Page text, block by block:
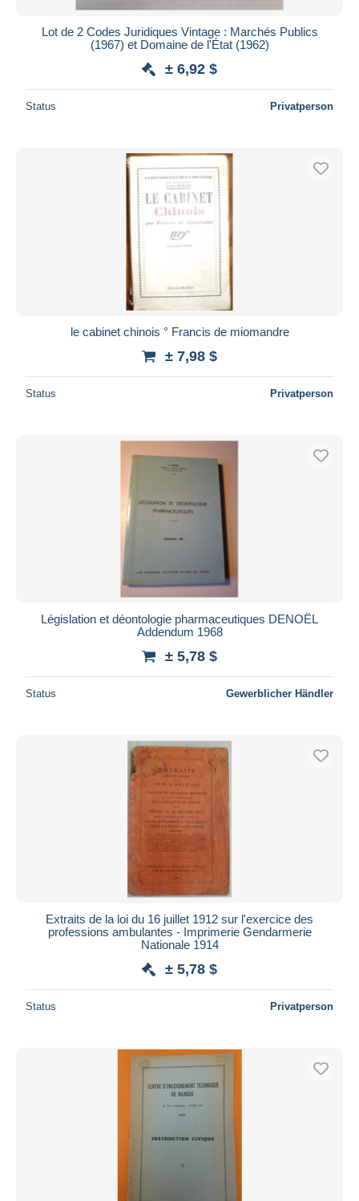
Lot de 2 Codes Juridiques Vintage : Marchés Publics
(1967) et Domaine de l'État (1962)
± 6,92 $
Status Privatperson
le cabinet chinois ° Francis de miomandre
± 7,98 $
Status Privatperson
Législation et déontologie pharmaceutiques DENOËL
Addendum 1968
± 5,78 $
Status Gewerblicher Händler
Extraits de la loi du 16 juillet 1912 sur l'exercice des
professions ambulantes - Imprimerie Gendarmerie
Nationale 1914
± 5,78 $
Status Privatperson